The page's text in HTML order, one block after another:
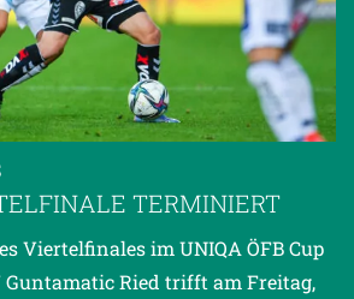
TERMINIERT
Viertelfinales im UNIQA ÖFB Cup
Guntamatic Ried trifft am Freitag,